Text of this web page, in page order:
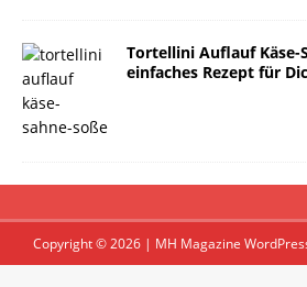
Tortellini Auflauf Käse-
einfaches Rezept für
Copyright © 2026 | MH Magazine